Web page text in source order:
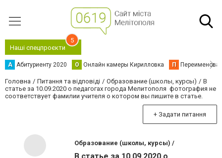
Наші спецпроєкти
5
А Абитуриенту 2020 О Онлайн камеры Кирилловка П
Головна Питання та відповіді Образование (школы, курсы)
В
статье за 10.09.2020 о педагогах города Мелитополя фотография не
соответствует фамилии учителя о котором вы пишите в статье.
+ Задати питання
Образование (школы, курсы) /